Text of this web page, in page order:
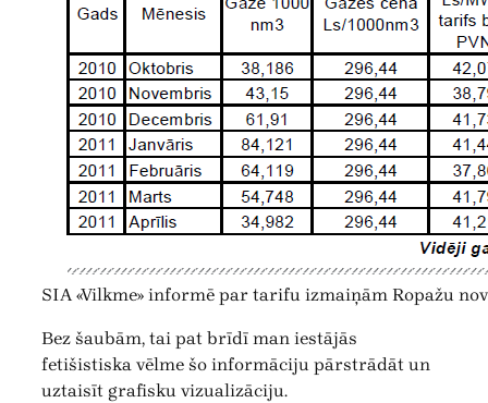
SIA «Vilkme» informē par tarifu izmaiņām Ropažu
Bez šaubām, tai pat brīdī man iestājās
fetišistiska vēlme šo informāciju pārstrādāt un
uztaisīt grafisku vizualizāciju.